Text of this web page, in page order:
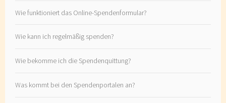
Wie funktioniert das Online-Spendenformular?
Wie kann ich regelmäßig spenden?
Wie bekomme ich die Spendenquittung?
Was kommt bei den Spendenportalen an?